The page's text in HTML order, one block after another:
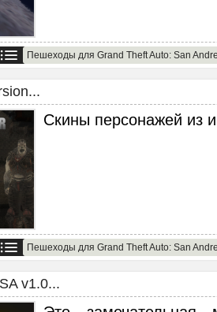
Пешеходы для Grand Theft Auto: San
Скины персонажей из
Пешеходы для Grand Theft Auto: San
v1.0...